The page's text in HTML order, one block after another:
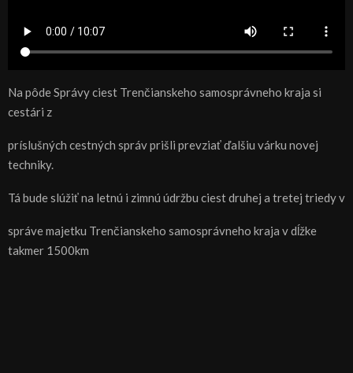
Na pôde Správy ciest Trenčianskeho samosprávneho kraja si
cestári z
príslušných cestných správ prišli prevziať ďalšiu várku novej
techniky.
Tá bude slúžiť na letnú i zimnú údržbu ciest druhej a tretej triedy v
správe majetku Trenčianskeho samosprávneho kraja v dĺžke
takmer 1500km